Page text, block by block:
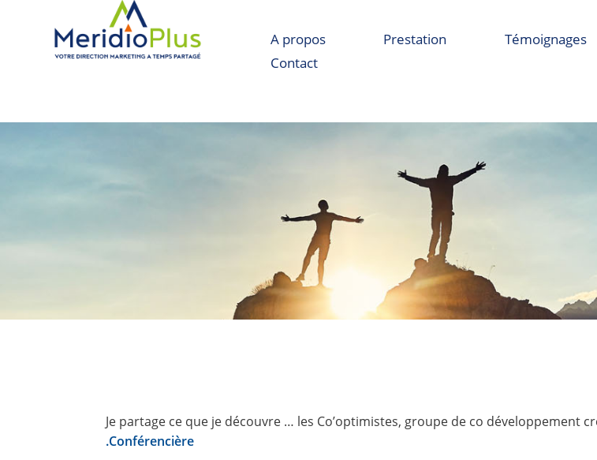
A propos Prestation Témoignages
Contact
Je partage ce que je découvre … les Co’optimistes, groupe de co développement
.Conférencière